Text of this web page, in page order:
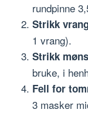
rundpinne
Strikk
1 vrang).
Strikk
bruke, i
Fell for
3 masker